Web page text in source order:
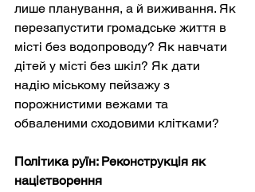
лише планування, а й виживання. Як
перезапустити громадське життя в
місті без водопроводу? Як навчати
дітей у місті без шкіл? Як дати
надію міському пейзажу з
порожнистими вежами та
обваленими сходовими клітками?
Політика руїн: Реконструкція як
націєтворення